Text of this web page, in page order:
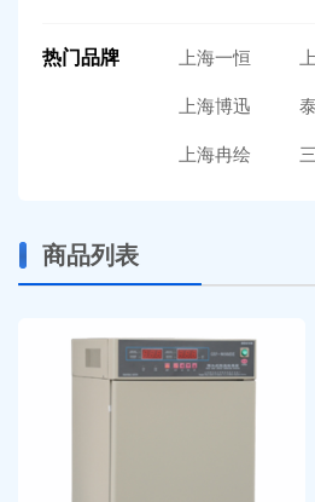
热门品牌 上海一恒
上海博迅
上海冉绘
商品列表